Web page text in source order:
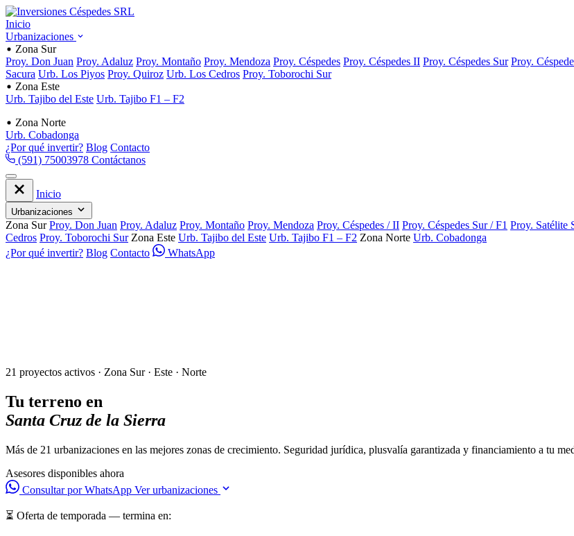
Inicio
Urbanizaciones
Zona Sur
Proy. Don Juan Proy. Adaluz Proy. Montaño Proy. Mendoza Proy. Céspedes Proy. Céspedes II Proy. Céspedes Sur Proy.
Sacura Urb. Los Piyos Proy. Quiroz Urb. Los Cedros Proy. Toborochi Sur
Zona Este
Urb. Tajibo del Este Urb. Tajibo F1 – F2
Zona Norte
Urb. Cobadonga
¿Por qué invertir? Blog Contacto
(591) 75003978 Contáctanos
Inicio
Urbanizaciones
Zona Sur Proy. Don Juan Proy. Adaluz Proy. Montaño Proy. Mendoza Proy. Céspedes / II Proy. Céspedes Sur / F1 Proy. Satélite
Cedros Proy. Toborochi Sur Zona Este Urb. Tajibo del Este Urb. Tajibo F1 – F2 Zona Norte Urb. Cobadonga
¿Por qué invertir? Blog Contacto WhatsApp
21 proyectos activos · Zona Sur · Este · Norte
Tu terreno en
Santa Cruz de la Sierra
Más de 21 urbanizaciones en las mejores zonas de crecimiento. Seguridad jurídica, plusvalía garantizada y financiamiento a tu
Asesores disponibles ahora
Consultar por WhatsApp Ver urbanizaciones
⏳ Oferta de temporada — termina en: